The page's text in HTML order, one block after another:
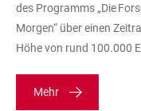
des Programms „Die
Morgen“ über einen
Höhe von rund 100.000
Mehr